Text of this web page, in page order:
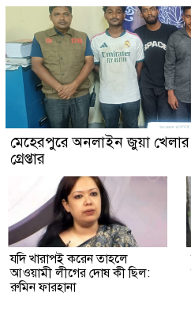
মেহেরপুরে অনলাইন জুয়া
গ্রেপ্তার
যদি খারাপই করেন তাহলে
আওয়ামী লীগের দোষ কী ছিল:
রুমিন ফারহানা